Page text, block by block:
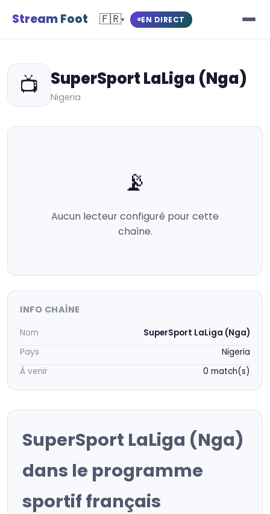
Stream Foot 🇫🇷▾ EN DIRECT
📺 SuperSport LaLiga (Nga)
Nigeria
📡
Aucun lecteur configuré pour cette
chaîne.
INFO CHAÎNE
Nom
SuperSport LaLiga (Nga)
Pays
Nigeria
À venir
0 match(s)
SuperSport LaLiga (Nga)
dans le programme
sportif français